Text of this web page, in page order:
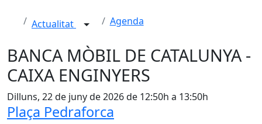
Actualitat Agenda
BANCA MÒBIL DE CATALUNYA -
CAIXA ENGINYERS
Dilluns, 22 de juny de 2026 de 12:50h a 13:50h
Plaça Pedraforca